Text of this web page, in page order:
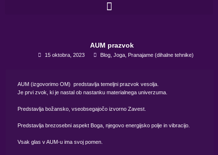
AUM prazvok
15 oktobra, 2023 Blog Joga Pranajame (dihalne tehnike)
AUM (izgovorimo OM) predstavlja temeljni prazvok vesolja.
Je prvi zvok, ki je nastal ob nastanku materialnega univerzuma.
Predstavlja božansko, vseobsegajočo izvorno Zavest.
Predstavlja brezosebni aspekt Boga, njegovo energijsko polje in vibracijo.
Vsak glas v AUM-u ima svoj pomen.